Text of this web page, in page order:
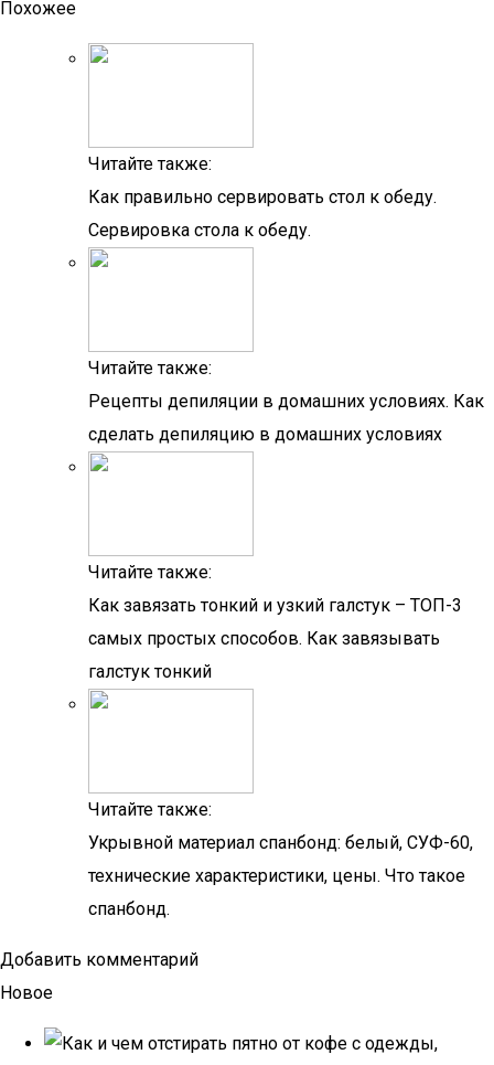
Похожее
Читайте также:
Как правильно сервировать стол к обеду.
Сервировка стола к обеду.
Читайте также:
Рецепты депиляции в домашних условиях. Как
сделать депиляцию в домашних условиях
Читайте также:
Как завязать тонкий и узкий галстук – ТОП-3
самых простых способов. Как завязывать
галстук тонкий
Читайте также:
Укрывной материал спанбонд: белый, СУФ-60,
технические характеристики, цены. Что такое
спанбонд.
Добавить комментарий
Новое